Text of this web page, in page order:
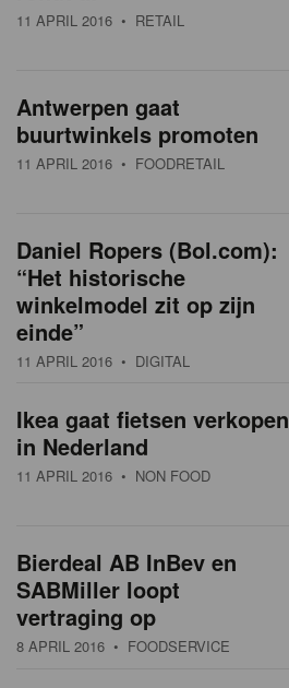
11 APRIL 2016 • RETAIL
Antwerpen gaat
buurtwinkels promoten
11 APRIL 2016 • FOODRETAIL
Daniel Ropers (Bol.com):
“Het historische
winkelmodel zit op zijn
einde”
11 APRIL 2016 • DIGITAL
Ikea gaat fietsen verkopen
in Nederland
11 APRIL 2016 • NON FOOD
Bierdeal AB InBev en
SABMiller loopt
vertraging op
8 APRIL 2016 • FOODSERVICE